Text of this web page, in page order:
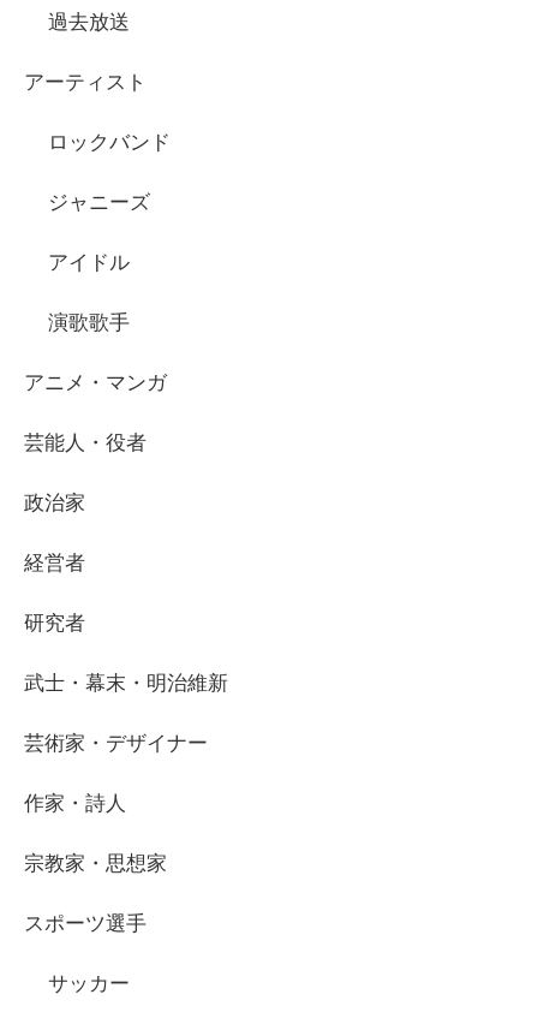
過去放送
アーティスト
ロックバンド
ジャニーズ
アイドル
演歌歌手
アニメ・マンガ
芸能人・役者
政治家
経営者
研究者
武士・幕末・明治維新
芸術家・デザイナー
作家・詩人
宗教家・思想家
スポーツ選手
サッカー